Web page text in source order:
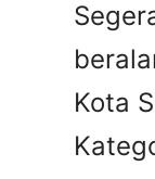
Kota